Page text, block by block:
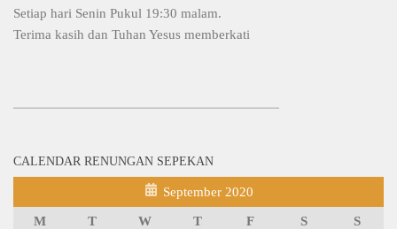
Setiap hari Senin Pukul 19:30 malam.
Terima kasih dan Tuhan Yesus memberkati
CALENDAR RENUNGAN SEPEKAN
September 2020
M T W T F S
S